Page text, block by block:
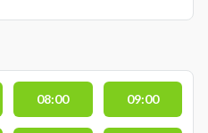
08:00 09:00